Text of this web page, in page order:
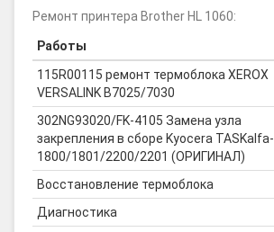
Ремонт принтера Brother HL 1060:
Работы
115R00115 ремонт термоблока XEROX
VERSALINK B7025/7030
302NG93020/FK-4105 Замена узла
закрепления в сборе Kyocera TASKalfa-
1800/1801/2200/2201 (ОРИГИНАЛ)
Восстановление термоблока
Диагностика